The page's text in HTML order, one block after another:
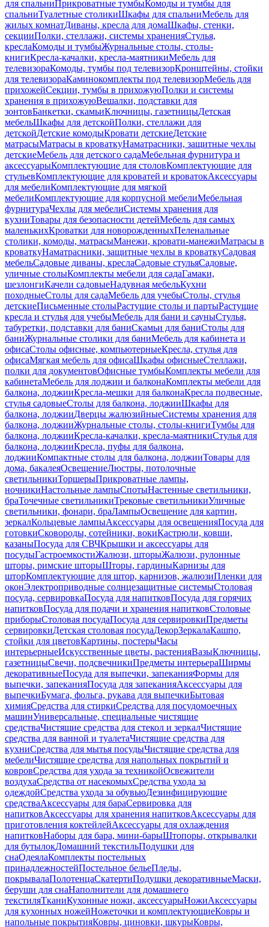
для спальниПрикроватные тумбыКомоды и тумбы для
спальниТуалетные столикиШкафы для спальниМебель для
жилых комнатДиваны, кресла для домаШкафы, стенки,
секцииПолки, стеллажи, системы храненияСтулья,
креслаКомоды и тумбыЖурнальные столы, столы-
книгиКресла-качалки, кресла-маятникиМебель для
телевизораКомоды, тумбы под телевизорКронштейны, стойки
для телевизораКаминокомплекты под телевизорМебель для
прихожейСекции, тумбы в прихожуюПолки и системы
хранения в прихожуюВешалки, подставки для
зонтовБанкетки, скамьиКлючницы, газетницыДетская
мебельШкафы для детскойПолки, стеллажи для
детскойДетские комодыКровати детскиеДетские
матрасыМатрасы в кроваткуНаматрасники, защитные чехлы
детскиеМебель для детского садаМебельная фурнитура и
аксессуарыКомплектующие для столовКомплектующие для
стульевКомплектующие для кроватей и кроватокАксессуары
для мебелиКомплектующие для мягкой
мебелиКомплектующие для корпусной мебелиМебельная
фурнитураЧехлы для мебелиСистемы хранения для
кухниТовары для безопасности детейМебель для самых
маленькихКроватки для новорожденныхПеленальные
столики, комоды, матрасыМанежи, кровати-манежиМатрасы в
кроваткуНаматрасники, защитные чехлы в кроваткуСадовая
мебельСадовые диваны, креслаСадовые стульяСадовые,
уличные столыКомплекты мебели для садаГамаки,
шезлонгиКачели садовыеНадувная мебельКухни
походныеСтолы для садаМебель для учебыСтолы, стулья
детскиеПисьменные столыРастущие столы и партыРастущие
кресла и стулья для учебыМебель для бани и сауныСтулья,
табуретки, подставки для баниСкамьи для баниСтолы для
баниЖурнальные столики для баниМебель для кабинета и
офисаСтолы офисные, компьютерныеКресла, стулья для
офисаМягкая мебель для офисаШкафы офисныеСтеллажи,
полки для документовОфисные тумбыКомплекты мебели для
кабинетаМебель для лоджии и балконаКомплекты мебели для
балкона, лоджииКресла-мешки для балконаКресла подвесные,
стулья садовыеСтолы для балкона, лоджииШкафы для
балкона, лоджииДверцы жалюзийныеСистемы хранения для
балкона, лоджииЖурнальные столы, столы-книгиТумбы для
балкона, лоджииКресла-качалки, кресла-маятникиСтулья для
балкона, лоджииКресла, пуфы для балкона,
лоджииКомпактные столы для балкона, лоджииТовары для
дома, бакалеяОсвещениеЛюстры, потолочные
светильникиТоршерыПрикроватные лампы,
ночникиНастольные лампыСпотыНастенные светильники,
браТочечные светильникиТрековые светильникиУличные
светильники, фонари, браЛампыОсвещение для картин,
зеркалКольцевые лампыАксессуары для освещенияПосуда для
готовкиСковороды, сотейники, вокиКастрюли, ковши,
казаныПосуда для СВЧКрышки и аксессуары для
посудыГастроемкостиЖалюзи, шторыЖалюзи, рулонные
шторы, римские шторыШторы, гардиныКарнизы для
шторКомплектующие для штор, карнизов, жалюзиПленки для
оконЭлектроприводные солнцезащитные системыСтоловая
посуда, сервировкаПосуда для напитковПосуда для горячих
напитковПосуда для подачи и хранения напитковСтоловые
приборыСтоловая посудаПосуда для сервировкиПредметы
сервировкиДетская столовая посудаДекорЗеркалаКашпо,
стойки для цветовКартины, постерыЧасы
интерьерныеИскусственные цветы, растенияВазыКлючницы,
газетницыСвечи, подсвечникиПредметы интерьераШирмы
декоративныеПосуда для выпечки, запеканияФормы для
выпечки, запеканияПосуда для запеканияАксессуары для
выпечкиБумага, фольга, рукава для выпечкиБытовая
химияСредства для стиркиСредства для посудомоечных
машинУниверсальные, специальные чистящие
средстваЧистящие средства для стекол и зеркалЧистящие
средства для ванной и туалетаЧистящие средства для
кухниСредства для мытья посудыЧистящие средства для
мебелиЧистящие средства для напольных покрытий и
ковровСредства для ухода за техникойОсвежители
воздухаСредства от насекомыхСредства ухода за
одеждойСредства ухода за обувьюДезинфицирующие
средстваАксессуары для бараСервировка для
напитковАксессуары для хранения напитковАксессуары для
приготовления коктейлейАксессуары для охлаждения
напитковНаборы для бара, мини-барыШтопоры, открывалки
для бутылокДомашний текстильПодушки для
снаОдеялаКомплекты постельных
принадлежностейПостельное бельеПледы,
покрывалаПолотенцаСкатертиПодушки декоративныеМаски,
беруши для снаНаполнители для домашнего
текстиляТканиКухонные ножи, аксессуарыНожиАксессуары
для кухонных ножейНожеточки и комплектующиеКовры и
напольные покрытияКовры, циновки, шкурыКовры,